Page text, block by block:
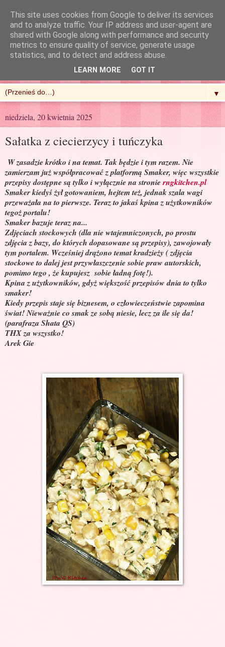
R'n'G Kitchen
▼
niedziela, 20 kwietnia 2025
Sałatka z ciecierzycy i tuńczyka
W zasadzie krótko i na temat. Tak będzie i tym razem. Nie
zamierzam już współpracować z platformą Smaker, więc wszystkie
przepisy dostępne są tylko i wyłącznie na stronierngkitchen.pl
Smaker kiedyś żył gotowaniem, hejtem też, jednak szala wagi
przeważała na to pierwsze. Teraz to jakaś kpina z użytkowników
tegoż portalu!
Smaker bazuje teraz na...
Zdjęciach stockowych (dla nie wtajemniczonych, po prostu
zdjęcia z bazy, do których dopasowane są przepisy), zawojowały
tym portalem. Wcześniej drążono temat kradzieży ( zdjęcia
stockowe to dalej jest przywłaszczenie sobie praw autorskich,
pomimo tego , że kupujesz sobie ładną fotę!).
Kpina z użytkowników, gdyż większość przepisów dnia to tylko
smaker!
Kiedy przepis staje się biznesem, o człowieczeństwie zapomina
świat! Nieważnie co smak ze sobą niesie, lecz za ile się da!
(parafraza Shata QS)
THX za wszystko!
Arek Gie
This site uses cookies from Google to deliver its services
and to analyze traffic. Your IP address and user-agent are
shared with Google along with performance and security
metrics to ensure quality of service, generate usage
statistics, and to detect and address abuse.
LEARN MORE GOT IT